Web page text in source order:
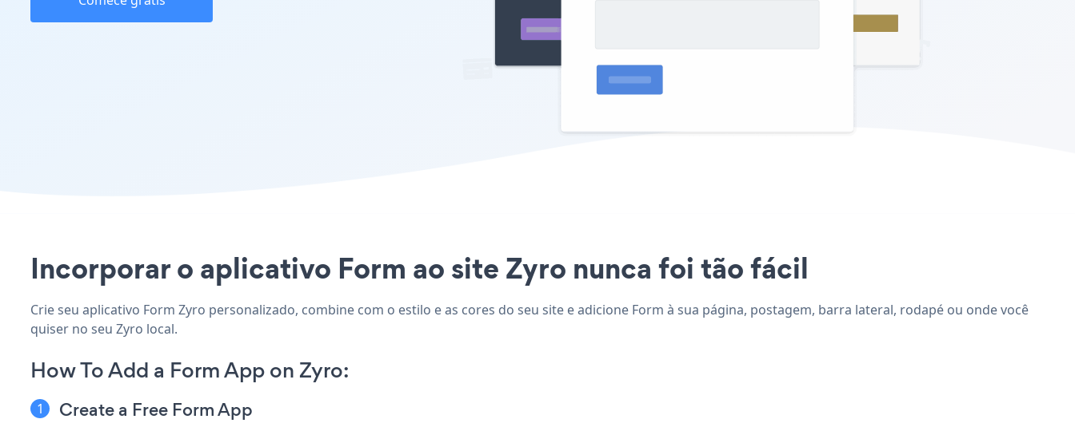
Incorporar o aplicativo Form ao site Zyro nunca foi tão fácil
Crie seu aplicativo Form Zyro personalizado, combine com o estilo e as cores do seu site e adicione Form à sua página, postagem, barra lateral, rodapé ou onde você
quiser no seu Zyro local.
How To Add a Form App on Zyro:
Create a Free Form App